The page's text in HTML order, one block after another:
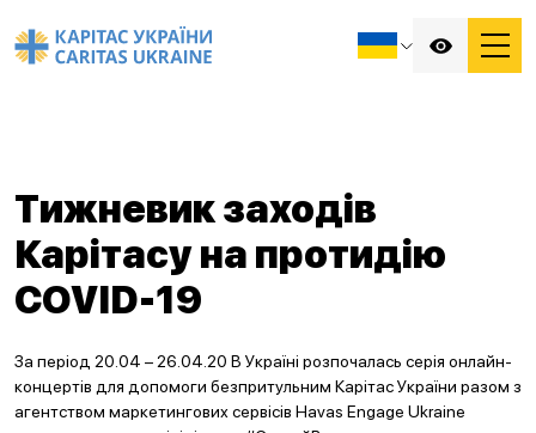
Тижневик заходів
Карітасу на протидію
COVID-19
За період 20.04 – 26.04.20 В Україні розпочалась серія онлайн-
концертів для допомоги безпритульним Карітас України разом з
агентством маркетингових сервісів Havas Engage Ukraine